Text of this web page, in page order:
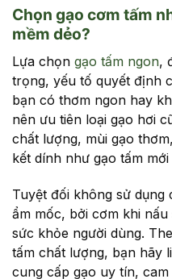
Chọn gạo cơm tấm
mềm dẻo?
Lựa chọn gạo tấm ngon,
trọng, yếu tố quyết định
bạn có thơm ngon hay
nên ưu tiên loại gạo hơi
chất lượng, mùi gạo
kết dính như gạo tấm
Tuyệt đối không sử dụng
ẩm mốc, bởi cơm khi
sức khỏe người dùng.
tấm chất lượng, bạn hãy
cung cấp gạo uy tín,